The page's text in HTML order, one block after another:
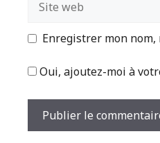
web
Enregistrer mon
Oui, ajoutez-moi à